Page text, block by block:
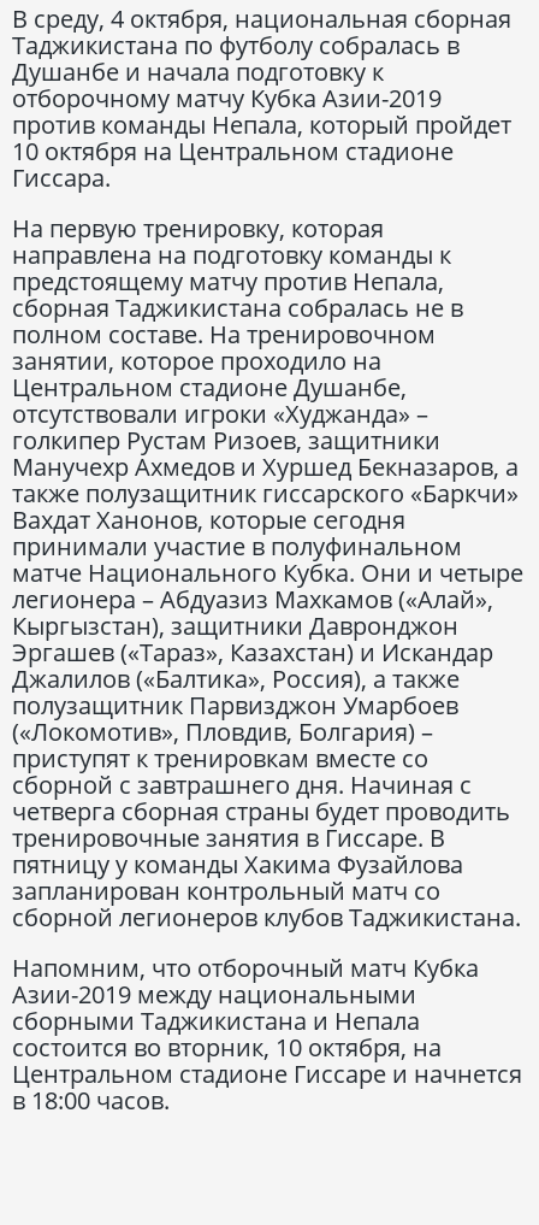
В среду, 4 октября, национальная сборная
Таджикистана по футболу собралась в
Душанбе и начала подготовку к
отборочному матчу Кубка Азии-2019
против команды Непала, который пройдет
10 октября на Центральном стадионе
Гиссара.
На первую тренировку, которая
направлена на подготовку команды к
предстоящему матчу против Непала,
сборная Таджикистана собралась не в
полном составе. На тренировочном
занятии, которое проходило на
Центральном стадионе Душанбе,
отсутствовали игроки «Худжанда» –
голкипер Рустам Ризоев, защитники
Манучехр Ахмедов и Хуршед Бекназаров, а
также полузащитник гиссарского «Баркчи»
Вахдат Ханонов, которые сегодня
принимали участие в полуфинальном
матче Национального Кубка. Они и четыре
легионера – Абдуазиз Махкамов («Алай»,
Кыргызстан), защитники Давронджон
Эргашев («Тараз», Казахстан) и Искандар
Джалилов («Балтика», Россия), а также
полузащитник Парвизджон Умарбоев
(«Локомотив», Пловдив, Болгария) –
приступят к тренировкам вместе со
сборной с завтрашнего дня. Начиная с
четверга сборная страны будет проводить
тренировочные занятия в Гиссаре. В
пятницу у команды Хакима Фузайлова
запланирован контрольный матч со
сборной легионеров клубов Таджикистана.
Напомним, что отборочный матч Кубка
Азии-2019 между национальными
сборными Таджикистана и Непала
состоится во вторник, 10 октября, на
Центральном стадионе Гиссаре и начнется
в 18:00 часов.